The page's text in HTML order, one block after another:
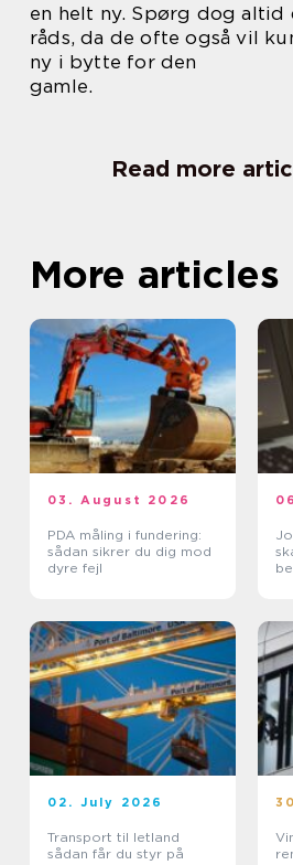
en helt ny. Spørg dog
råds, da de ofte også vil
ny i bytte for den
gamle.
Read more
More articles
03. August 2026
PDA måling i fundering:
sådan sikrer du dig mod
dyre fejl
02. July 2026
Transport til letland
sådan får du styr på